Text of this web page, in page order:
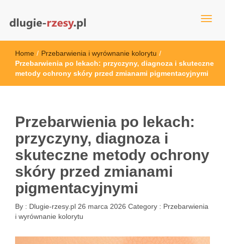
dlugie-rzesy.pl
Home / Przebarwienia i wyrównanie kolorytu /
Przebarwienia po lekach: przyczyny, diagnoza i skuteczne
metody ochrony skóry przed zmianami pigmentacyjnymi
Przebarwienia po lekach:
przyczyny, diagnoza i
skuteczne metody ochrony
skóry przed zmianami
pigmentacyjnymi
By : Dlugie-rzesy.pl 26 marca 2026 Category : Przebarwienia
i wyrównanie kolorytu